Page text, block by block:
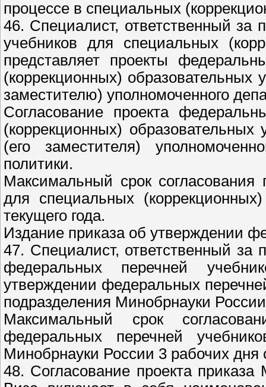
процессе в специальных
46. Специалист, ответственный за
учебников для специальных
представляет проекты
(коррекционных) образовательных
заместителю) уполномоченного
Согласование проекта
(коррекционных)
(его заместителя)
политики.
Максимальный срок согласования
для специальных
текущего года.
Издание приказа об утверждении
47. Специалист, ответственный за
федеральных перечней
утверждении федеральных
подразделения Минобрнауки
Максимальный срок
федеральных перечней
Минобрнауки России 3 рабочих дня
48. Согласование проекта